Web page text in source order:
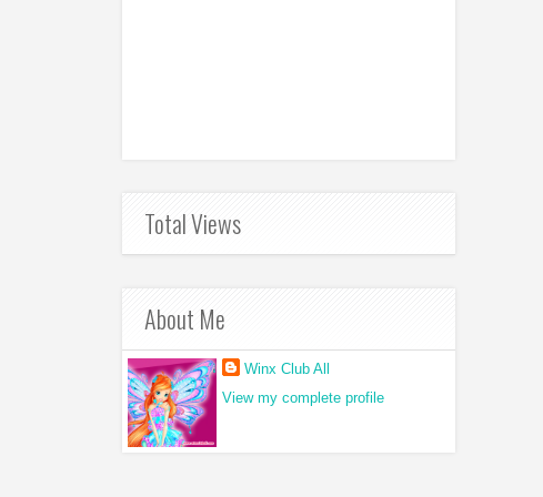
Total Views
About Me
Winx Club All
View my complete profile